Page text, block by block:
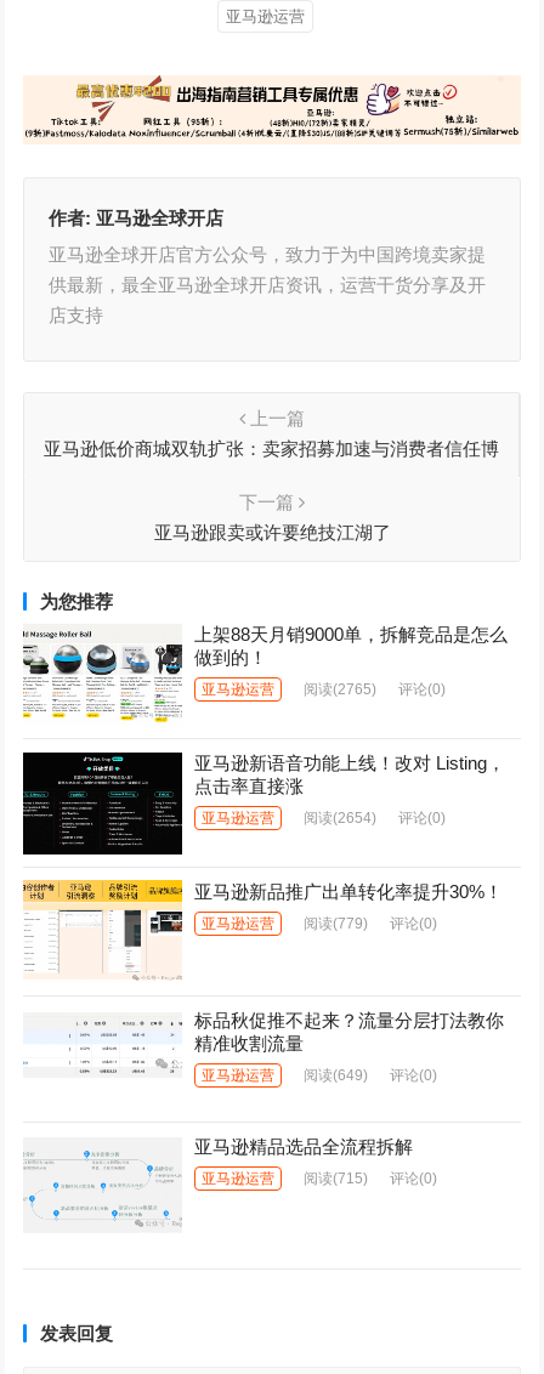
亚马逊运营
作者: 亚马逊全球开店
亚马逊全球开店官方公众号，致力于为中国跨境卖家提
供最新，最全亚马逊全球开店资讯，运营干货分享及开
店支持
上一篇
亚马逊低价商城双轨扩张：卖家招募加速与消费者信任博
下一篇
亚马逊跟卖或许要绝技江湖了
为您推荐
上架88天月销9000单，拆解竞品是怎么
做到的！
亚马逊运营 阅读(2765) 评论(0)
亚马逊新语音功能上线！改对 Listing，
点击率直接涨
亚马逊运营 阅读(2654) 评论(0)
亚马逊新品推广出单转化率提升30%！
亚马逊运营 阅读(779) 评论(0)
标品秋促推不起来？流量分层打法教你
精准收割流量
亚马逊运营 阅读(649) 评论(0)
亚马逊精品选品全流程拆解
亚马逊运营 阅读(715) 评论(0)
发表回复